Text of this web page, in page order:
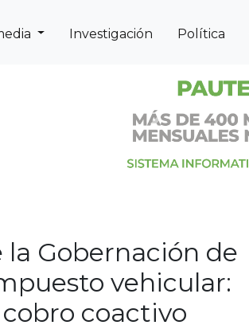
Investigación Política
Previous
Gobernación de
vehicular:
coactivo